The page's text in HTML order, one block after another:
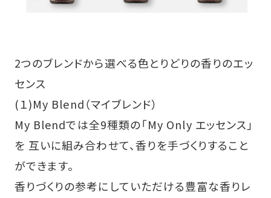
2つのブレンドから選べる色とりどりの香りのエッ
センス
(１)My Blend（マイブレンド）
My Blendでは全9種類の「My Only エッセンス」
を 互いに組み合わせて、香りを手づくりすること
ができます。
香りづくりの参考にしていただける豊富な香りレ